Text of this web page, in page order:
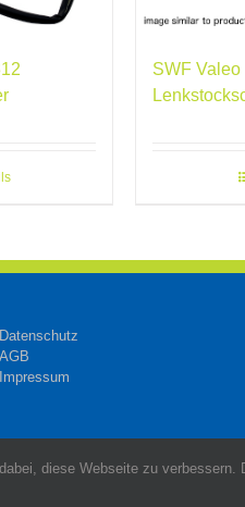
SWF Valeo
Datenschutz
AGB
Impressum
diese Webseite zu